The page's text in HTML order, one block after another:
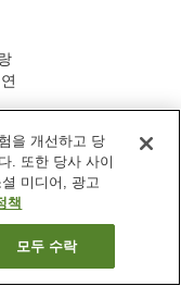
Village
을 개선하고 당
. 또한 당사 사이
미디어, 광고
책
모두 수락